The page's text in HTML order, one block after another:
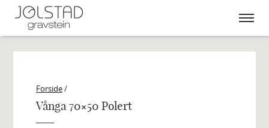
content
Forside/
Vånga 70×50 Polert